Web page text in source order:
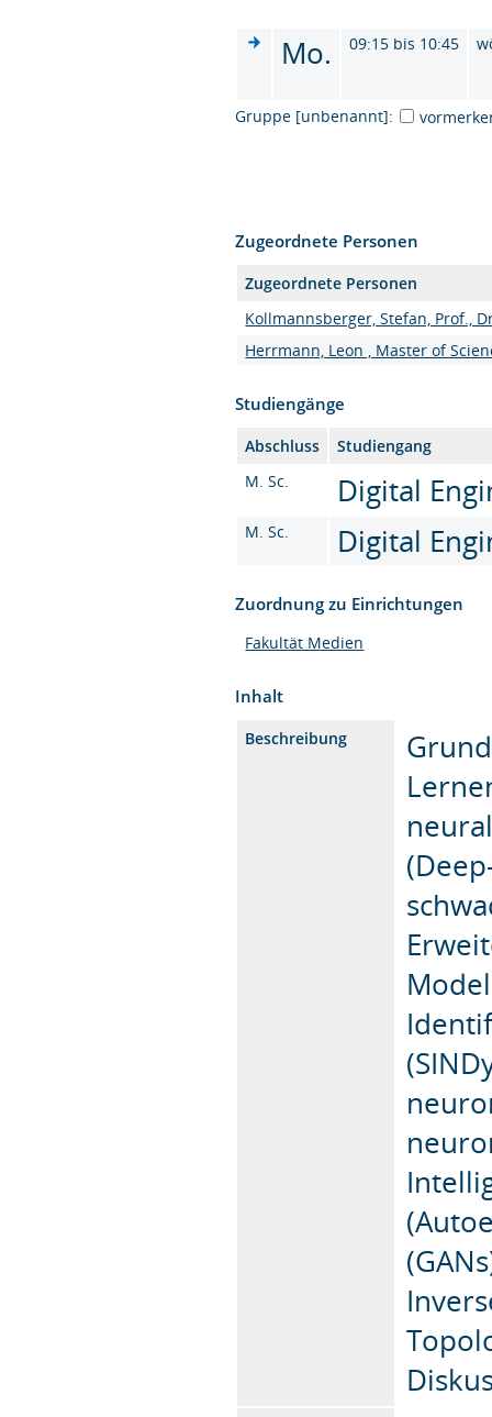
Mo. 09:15 bis 10:45
Gruppe [unbenannt]:
Zugeordnete Personen
Zugeordnete Personen
Kollmannsberger, Stefan, Prof.,
Herrmann, Leon , Master of
Studiengänge
Abschluss
Studiengang
M. Sc.
Digital
M. Sc. Digital
Zuordnung zu Einrichtungen
Fakultät Medien
Inhalt
Beschreibung